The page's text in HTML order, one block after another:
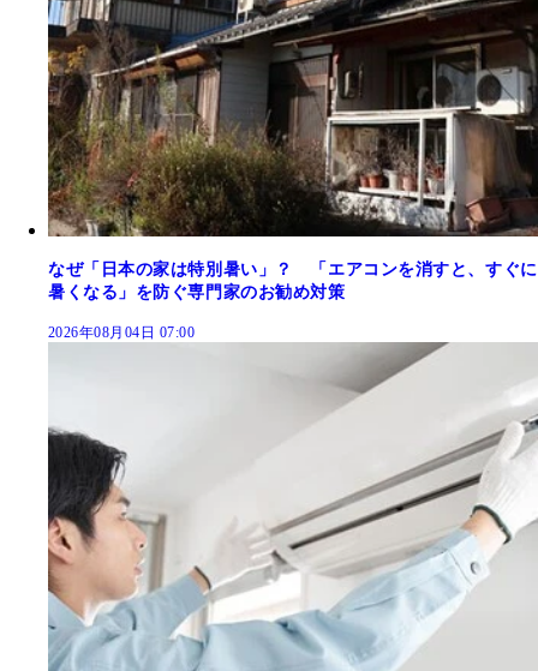
なぜ「日本の家は特別暑い」？ 「エアコンを消すと、すぐに
暑くなる」を防ぐ専門家のお勧め対策
2026年08月04日 07:00